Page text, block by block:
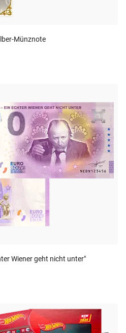
Münznote
Wiener geht nicht unter"